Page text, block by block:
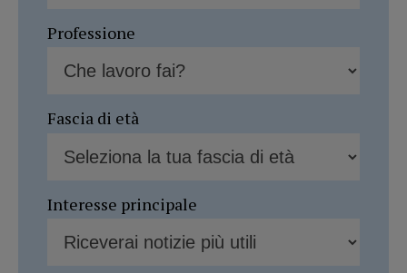
Professione
Fascia di età
Interesse principale